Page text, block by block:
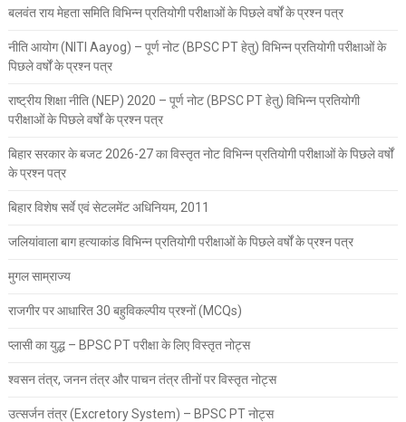
बलवंत राय मेहता समिति विभिन्न प्रतियोगी परीक्षाओं के पिछले वर्षों के प्रश्न पत्र
नीति आयोग (NITI Aayog) – पूर्ण नोट (BPSC PT हेतु) विभिन्न प्रतियोगी परीक्षाओं के
पिछले वर्षों के प्रश्न पत्र
राष्ट्रीय शिक्षा नीति (NEP) 2020 – पूर्ण नोट (BPSC PT हेतु) विभिन्न प्रतियोगी
परीक्षाओं के पिछले वर्षों के प्रश्न पत्र
बिहार सरकार के बजट 2026-27 का विस्तृत नोट विभिन्न प्रतियोगी परीक्षाओं के पिछले वर्षों
के प्रश्न पत्र
बिहार विशेष सर्वे एवं सेटलमेंट अधिनियम, 2011
जलियांवाला बाग हत्याकांड विभिन्न प्रतियोगी परीक्षाओं के पिछले वर्षों के प्रश्न पत्र
मुगल साम्राज्य
राजगीर पर आधारित 30 बहुविकल्पीय प्रश्नों (MCQs)
प्लासी का युद्ध – BPSC PT परीक्षा के लिए विस्तृत नोट्स
श्वसन तंत्र, जनन तंत्र और पाचन तंत्र तीनों पर विस्तृत नोट्स
उत्सर्जन तंत्र (Excretory System) – BPSC PT नोट्स